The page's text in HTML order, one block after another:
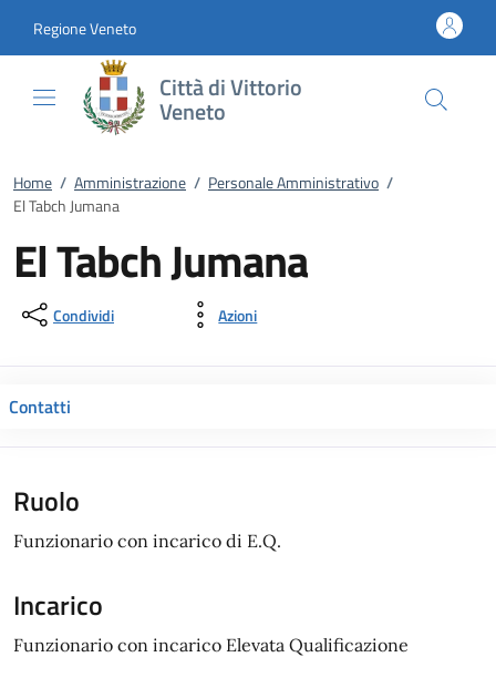
Regione Veneto
Città di Vittorio
Veneto
Home / Amministrazione / Personale Amministrativo /
El Tabch Jumana
El Tabch Jumana
Condividi Azioni
Contatti
Ruolo
Funzionario con incarico di E.Q.
Incarico
Funzionario con incarico Elevata Qualificazione